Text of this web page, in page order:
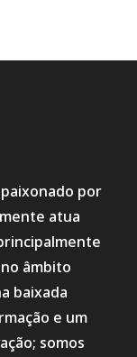
por
atua
âmbito
baixada
e um
somos